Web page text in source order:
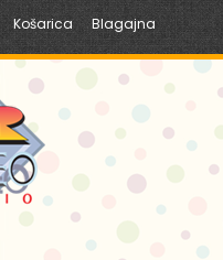
Košarica Blagajna